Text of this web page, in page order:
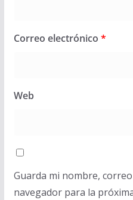
Correo electrónico *
Web
Guarda mi nombre,
navegador para la